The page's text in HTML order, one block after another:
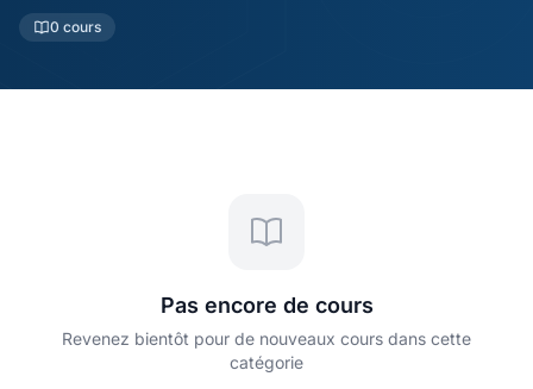
0 cours
Pas encore de cours
Revenez bientôt pour de nouveaux cours dans cette
catégorie